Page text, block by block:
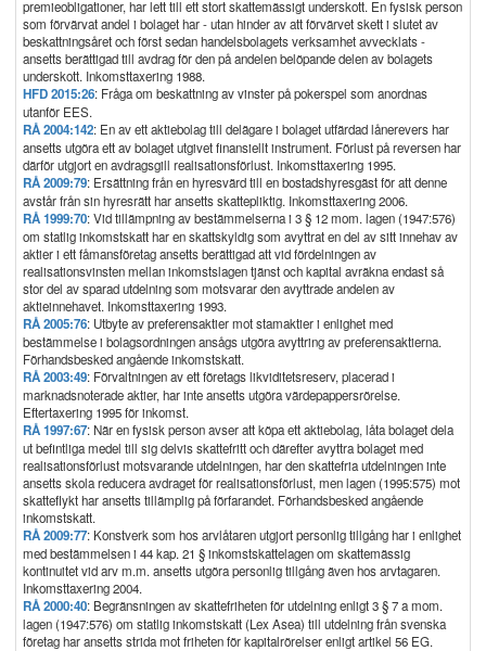
premieobligationer, har lett till ett stort skattemässigt underskott. En fysisk person
som förvärvat andel i bolaget har - utan hinder av att förvärvet skett i slutet av
beskattningsåret och först sedan handelsbolagets verksamhet avvecklats -
ansetts berättigad till avdrag för den på andelen belöpande delen av bolagets
underskott. Inkomsttaxering 1988.
HFD 2015:26: Fråga om beskattning av vinster på pokerspel som anordnas
utanför EES.
RÅ 2004:142: En av ett aktiebolag till delägare i bolaget utfärdad lånerevers har
ansetts utgöra ett av bolaget utgivet finansiellt instrument. Förlust på reversen har
därför utgjort en avdragsgill realisationsförlust. Inkomsttaxering 1995.
RÅ 2009:79: Ersättning från en hyresvärd till en bostadshyresgäst för att denne
avstår från sin hyresrätt har ansetts skattepliktig. Inkomsttaxering 2006.
RÅ 1999:70: Vid tillämpning av bestämmelserna i 3 § 12 mom. lagen (1947:576)
om statlig inkomstskatt har en skattskyldig som avyttrat en del av sitt innehav av
aktier i ett fåmansföretag ansetts berättigad att vid fördelningen av
realisationsvinsten mellan inkomstslagen tjänst och kapital avräkna endast så
stor del av sparad utdelning som motsvarar den avyttrade andelen av
aktieinnehavet. Inkomsttaxering 1993.
RÅ 2005:76: Utbyte av preferensaktier mot stamaktier i enlighet med
bestämmelse i bolagsordningen ansågs utgöra avyttring av preferensaktierna.
Förhandsbesked angående inkomstskatt.
RÅ 2003:49: Förvaltningen av ett företags likviditetsreserv, placerad i
marknadsnoterade aktier, har inte ansetts utgöra värdepappersrörelse.
Eftertaxering 1995 för inkomst.
RÅ 1997:67: När en fysisk person avser att köpa ett aktiebolag, låta bolaget dela
ut befintliga medel till sig delvis skattefritt och därefter avyttra bolaget med
realisationsförlust motsvarande utdelningen, har den skattefria utdelningen inte
ansetts skola reducera avdraget för realisationsförlust, men lagen (1995:575) mot
skatteflykt har ansetts tillämplig på förfarandet. Förhandsbesked angående
inkomstskatt.
RÅ 2009:77: Konstverk som hos arvlåtaren utgjort personlig tillgång har i enlighet
med bestämmelsen i 44 kap. 21 § inkomstskattelagen om skattemässig
kontinuitet vid arv m.m. ansetts utgöra personlig tillgång även hos arvtagaren.
Inkomsttaxering 2004.
RÅ 2000:40: Begränsningen av skattefriheten för utdelning enligt 3 § 7 a mom.
lagen (1947:576) om statlig inkomstskatt (Lex Asea) till utdelning från svenska
företag har ansetts strida mot friheten för kapitalrörelser enligt artikel 56 EG.